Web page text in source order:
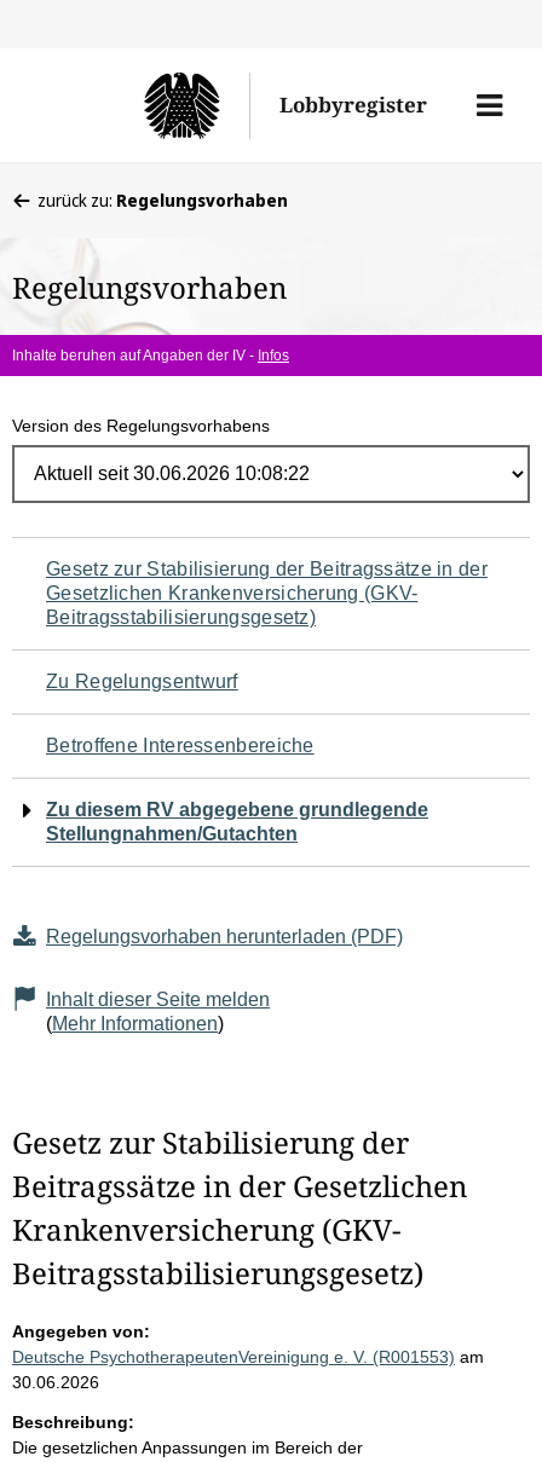
Lobbyregister
Menü
befinden
hier:
zurück zu: Regelungsvorhaben
Regelungsvorhaben
Inhalte beruhen auf Angaben der IV - Infos
Version des Regelungsvorhabens
Navigation
für
den
Seiteninhalt
Gesetz zur Stabilisierung der Beitragssätze in der
Gesetzlichen Krankenversicherung (GKV-
Beitragsstabilisierungsgesetz)
Zu Regelungsentwurf
Betroffene Interessenbereiche
Zu diesem RV abgegebene grundlegende
Stellungnahmen/Gutachten
Regelungsvorhaben herunterladen (PDF)
Inhalt dieser Seite melden
(Mehr Informationen)
Gesetz zur Stabilisierung der
Beitragssätze in der Gesetzlichen
Krankenversicherung (GKV-
Beitragsstabilisierungsgesetz)
Angegeben von:
Deutsche PsychotherapeutenVereinigung e. V. (R001553) am
30.06.2026
Beschreibung:
Die gesetzlichen Anpassungen im Bereich der